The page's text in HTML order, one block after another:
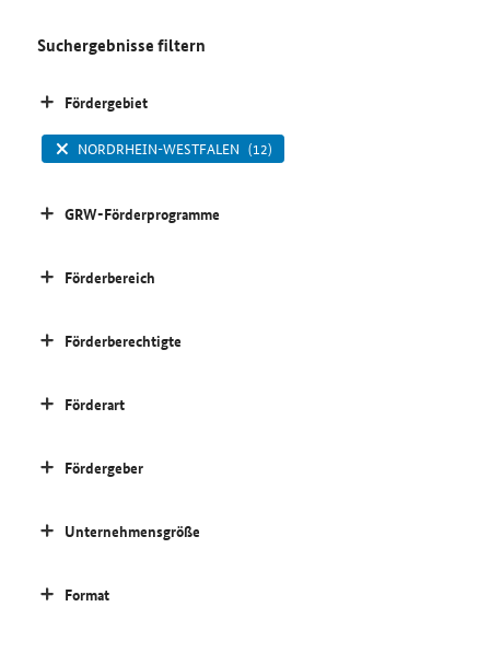
Suchergebnisse filtern
Fördergebiet
NORDRHEIN-WESTFALEN (12)
GRW-Förderprogramme
Förderbereich
Förderberechtigte
Förderart
Fördergeber
Unternehmensgröße
Format